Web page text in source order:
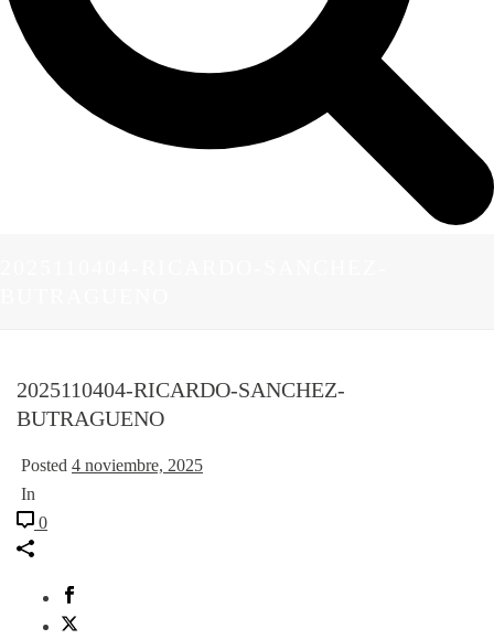
2025110404-RICARDO-SANCHEZ-
BUTRAGUENO
Posted 4 noviembre, 2025
In
0